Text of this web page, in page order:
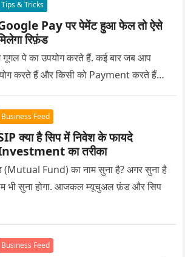
Tips & Tricks
Pay पर पेमेंट हुआ फेल तो ऐसे
रिफ़ंड
गूगल पे का उपयोग करते हैं. कई बार जब आप
करते हैं और किसी को Payment करते हैं…
Business Feed
क्या है सिप में निवेश के फायदे
का तरीका
Fund) का नाम सुना है? अगर सुना है
भी सुना होगा. आजकल म्यूचुअल फ़ंड और सिप
Business Feed